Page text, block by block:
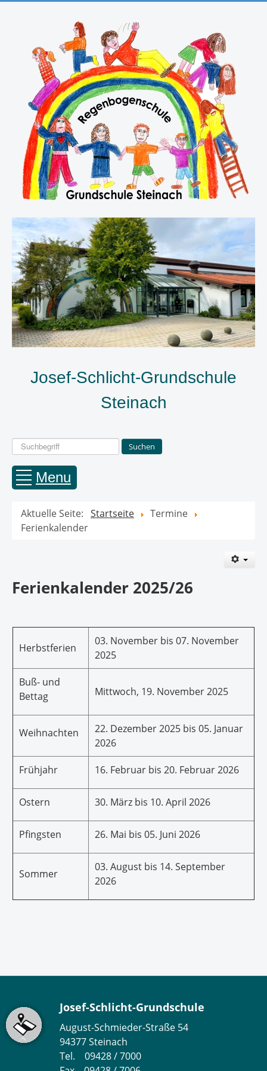
Josef-Schlicht-Grundschule
Steinach
Suchen
...
Suchen
Menu
Aktuelle Seite: Startseite
Termine
Ferienkalender
Ferienkalender 2025/26
Herbstferien
03. November bis 07. November
2025
Buß- und
Bettag
Mittwoch, 19. November 2025
Weihnachten
22. Dezember 2025 bis 05. Januar
2026
Frühjahr 16. Februar bis 20. Februar 2026
Ostern 30. März bis 10. April 2026
Pfingsten 26. Mai bis 05. Juni 2026
Sommer
03. August bis 14. September
2026
Josef-Schlicht-Grundschule
August-Schmieder-Straße 54
94377 Steinach
Tel. 09428 / 7000